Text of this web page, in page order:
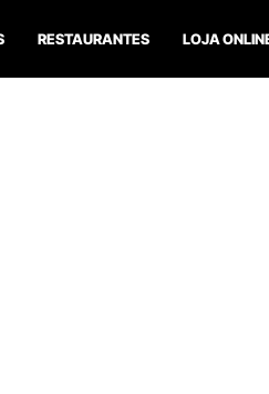
RESTAURANTES LOJA